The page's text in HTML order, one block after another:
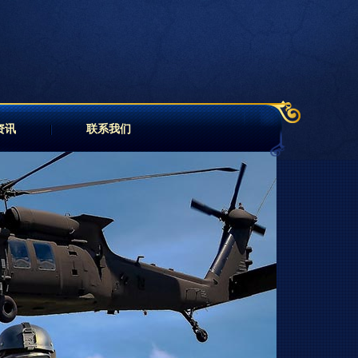
讯 联系我们